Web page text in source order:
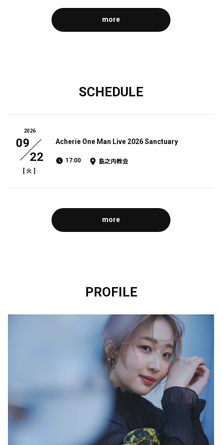
今週のOtokage Voice📻
3
Acherie official fanclubがBitfanを更新しました
ライブに行ってきた🎤
この記事は有料会員限定です
Acherie official fanclubがBitfanを更新しました
more
SCHEDULE
2026
09
22
[火 ]
Acherie One Man Live 2026 Sanctuary
17:00 島之内教会
more
PROFILE